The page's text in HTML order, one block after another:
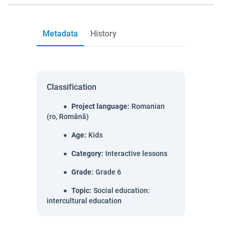
Metadata History
Classification
Project language: Romanian
(ro, Română)
Age: Kids
Category: Interactive lessons
Grade: Grade 6
Topic: Social education:
intercultural education